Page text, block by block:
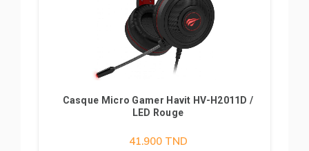
Casque Micro Gamer Havit HV-H2011D /
LED Rouge
41.900TND